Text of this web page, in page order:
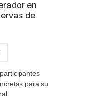
en
de
para su